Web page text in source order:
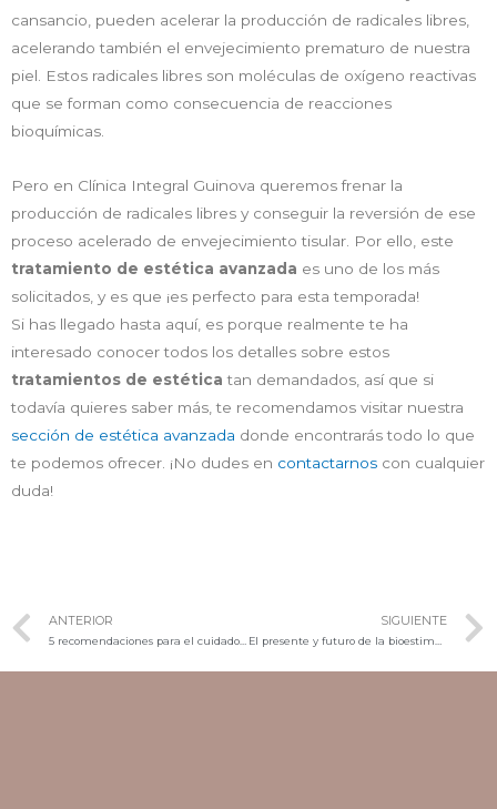
cansancio, pueden acelerar la producción de radicales libres,
acelerando también el envejecimiento prematuro de nuestra
piel. Estos radicales libres son moléculas de oxígeno reactivas
que se forman como consecuencia de reacciones
bioquímicas.
Pero en Clínica Integral Guinova queremos frenar la
producción de radicales libres y conseguir la reversión de ese
proceso acelerado de envejecimiento tisular. Por ello, este
tratamiento de estética avanzada es uno de los más
solicitados, y es que ¡es perfecto para esta temporada!
Si has llegado hasta aquí, es porque realmente te ha
interesado conocer todos los detalles sobre estos
tratamientos de estética tan demandados, así que si
todavía quieres saber más, te recomendamos visitar nuestra
sección de estética avanzada donde encontrarás todo lo que
te podemos ofrecer. ¡No dudes en contactarnos con cualquier
duda!
ANTERIOR SIGUIENTE